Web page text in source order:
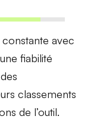
avec
fiabilité
classements
de l’outil.